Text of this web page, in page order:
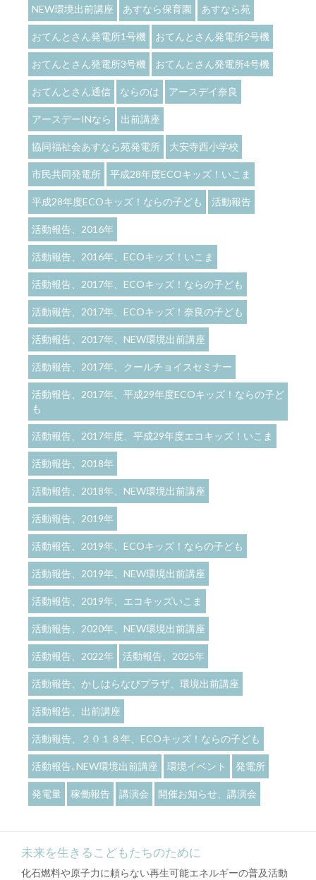
NEW環境出前講座 あすなら保育園 あすなら苑
おてんとさん発電所1号機 おてんとさん発電所2号機
おてんとさん発電所3号機 おてんとさん発電所4号機
おてんとさん通信 ならのは アースデイ奈良
アースデーINなら 出前講座
協同福祉会あすなら苑発電所 大安寺西小学校
市民共同発電所 平成28年度ECOキッズ！いこま
平成28年度ECOキッズ！ならの子ども 活動報告
活動報告、2016年
活動報告、2016年、ECOキッズ！いこま
活動報告、2017年、ECOキッズ！ならの子ども
活動報告、2017年、ECOキッズ！奈良の子ども
活動報告、2017年、NEW環境出前講座
活動報告、2017年、クールチョイスセミナー
活動報告、2017年、平成29年度ECOキッズ！ならの子ど
も
活動報告、2017年度、平成29年度エコキッズ！いこま
活動報告、2018年
活動報告、2018年、NEW環境出前講座
活動報告、2019年
活動報告、2019年、ECOキッズ！ならの子ども
活動報告、2019年、NEW環境出前講座
活動報告、2019年、エコキッズいこま
活動報告、2020年、NEW環境出前講座
活動報告、2022年 活動報告、2025年
活動報告、かしはらなびプラザ、環境出前講座
活動報告、出前講座
活動報告、２０１８年、ECOキッズ！ならの子ども
活動報告､NEW環境出前講座 環境イベント 発電所
発電量 稼働報告 講演会 開催お知らせ、講演会
未来を生きるこどもたちのために
化石燃料や原子力に頼らない再生可能エネルギーの普及活動